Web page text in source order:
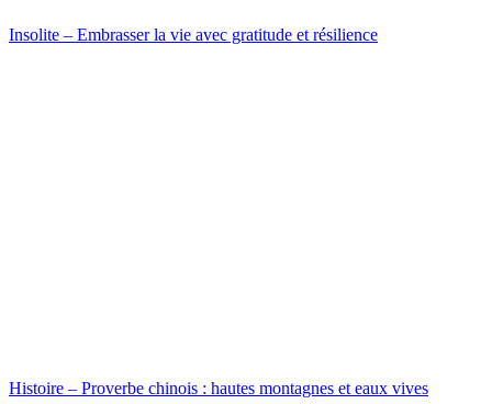
Insolite – Embrasser la vie avec gratitude et résilience
Histoire – Proverbe chinois : hautes montagnes et eaux vives